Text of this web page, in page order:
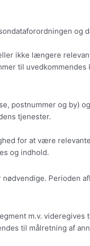
og
ikke længere
til uvedkommendes
postnummer og by)
tjenester.
for at være
og indhold.
Perioden
m.v.
til målretning af